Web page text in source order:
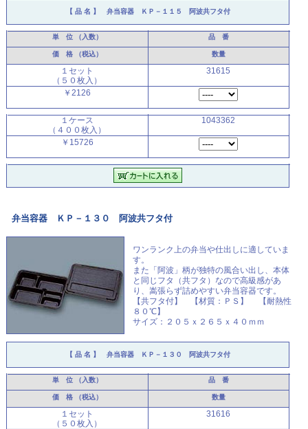
【 品 名 】 弁当容器 ＫＰ－１１５ 阿波共フタ付
単 位（入数） 品 番
価 格（税込） 数量
１セット
（５０枚入）
31615
￥2126
１ケース
（４００枚入）
1043362
￥15726
弁当容器 ＫＰ－１３０ 阿波共フタ付
ワンランク上の弁当や仕出しに適していま
す。
また「阿波」柄が独特の風合い出し、本体
と同じフタ（共フタ）なので高級感があ
り、嵩張らず詰めやすい弁当容器です。
【共フタ付】 【材質：ＰＳ】 【耐熱性
８０℃】
サイズ：２０５ｘ２６５ｘ４０ｍｍ
【 品 名 】 弁当容器 ＫＰ－１３０ 阿波共フタ付
単 位（入数） 品 番
価 格（税込） 数量
１セット
（５０枚入）
31616